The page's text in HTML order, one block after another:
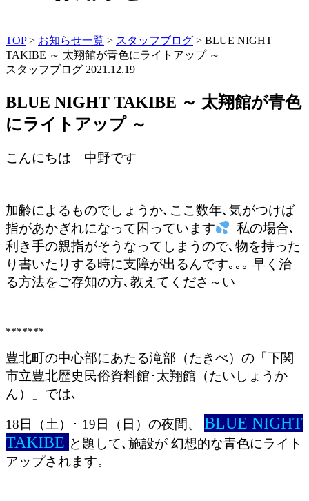
TOP> お知らせ一覧 > スタッフブログ > BLUE NIGHT
TAKIBE ～ 太翔館が青色にライトアップ ～
スタッフブログ 2021.12.19
BLUE NIGHT TAKIBE ～ 太翔館が青色
にライトアップ ～
こんにちは 中野です
加齢によるものでしょうか､ここ数年､気がつけば
指があかぎれになって困っています
私の場合､
利き手の親指がそうなってしまうので､物を持った
り書いたりする時に支障が出るんです｡｡｡ 早く治
る方法をご存知の方､教えてくださ～い
*******
豊北町の中心部にあたる滝部（たきべ）の「下関
市立豊北歴史民俗資料館･太翔館（たいしょうか
ん）」では､
18日（土）･ 19日（日）の夜間、 BLUE NIGHT
TAKIBE と題して､施設が 幻想的な青色にライト
アップされます。